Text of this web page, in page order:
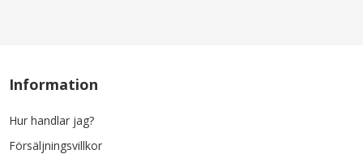
Information
Hur handlar jag?
Försäljningsvillkor